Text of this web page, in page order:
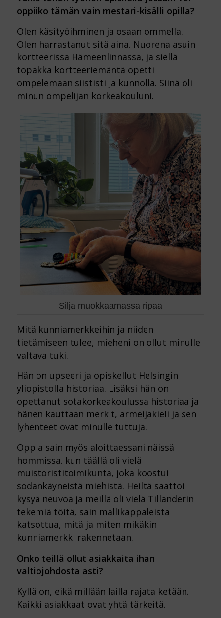
oppiiko tämän vain mestari-kisälli opilla?
Olen käsityöihminen ja osaan ommella.
Olen harrastanut sitä aina. Nuorena asuin
kortteerissa Hämeenlinnassa, ja siellä
topakka kortteeriemäntä opetti
ompelemaan siististi ja kunnolla. Siinä oli
minun ompelijan korkeakouluni.
Silja muokkaamassa ripaa
Mitä kunniamerkkeihin ja niiden
tietämiseen tulee, mieheni on ollut minulle
valtava tuki.
Hän on upseeri ja opiskellut Helsingin
yliopistolla historiaa. Lisäksi hän on
opettanut sotakorkeakoulussa historiaa ja
hänen kauttaan merkit, armeijakieli ja sen
lyhenteet ovat minulle tuttuja.
Oppia sain myös aloittaessani näissä
hommissa. kun täällä oli vielä
muistoristitoimikunta, joka koostui
sodankäyneistä miehistä. Heiltä saattoi
kysyä neuvoa ja meillä oli vielä Tillanderin
tekemiä töitä, sain mallikappaleista
katsottua, mitä ja miten mikäkin
kunniamerkki rakennetaan.
Onko teillä ollut asiakkaita ihan
valtiojohdosta asti?
Kyllä on, eikä millään lailla rajata ketään.
Kaikki asiakkaat ovat yhtä tärkeitä.